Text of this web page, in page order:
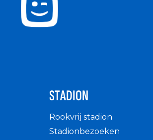
STADION
Rookvrij stadion
Stadionbezoeken